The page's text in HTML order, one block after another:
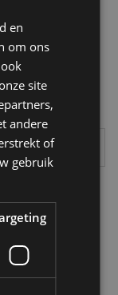
en
om ons
site
andere
of
gebruik